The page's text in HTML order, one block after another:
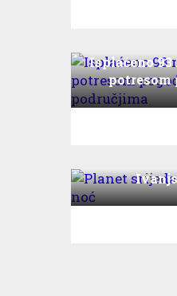
Isplaćeno
potresom